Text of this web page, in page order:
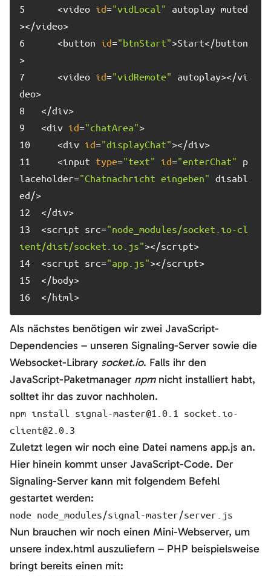
   <video
id="vidLocal"
autoplay muted
   <button
id="btnStart">Start</button
   <video
id="vidRemote"
autoplay></vi
<div id="chatArea"
   <div
id="displayChat"
   <input
type="text" id="enterChat"
p
laceholder="Chatnachricht eingeben" disabl
<script src="node_modules/socket.io-cl
ient/dist/socket.io.js"
<script src="app.js"
</html>
Als nächstes benötigen wir zwei JavaScript-
Dependencies – unseren Signaling-Server sowie die
Websocket-Library socket.io. Falls ihr den
JavaScript-Paketmanager npmnicht installiert habt,
solltet ihr das zuvor nachholen.
npm install signal-master@1.0.1 socket.io-
client@2.0.3
Zuletzt legen wir noch eine Datei namens app.js an.
Hier hinein kommt unser JavaScript-Code. Der
Signaling-Server kann mit folgendem Befehl
gestartet werden:
node node_modules/signal-master/server.js
Nun brauchen wir noch einen Mini-Webserver, um
unsere index.html auszuliefern – PHP beispielsweise
bringt bereits einen mit: